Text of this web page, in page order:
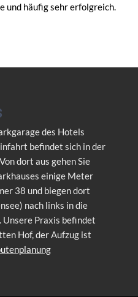
und häufig sehr erfolgreich.
des Hotels
befindet sich in der
dort aus gehen Sie
einige Meter
38 und biegen dort
nach links in die
Praxis befindet
Hof, der Aufzug ist